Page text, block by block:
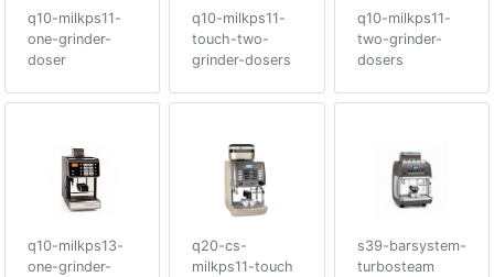
q10-milkps11-
one-grinder-
doser
q10-milkps11-
touch-two-
grinder-dosers
q10-milkps11-
two-grinder-
dosers
q10-milkps13-
one-grinder-
q20-cs-
milkps11-touch
s39-barsystem-
turbosteam